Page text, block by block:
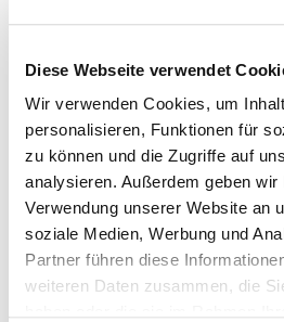
Diese Webseite verwendet
Wir verwenden Cookies, um
personalisieren, Funktionen für
zu können und die Zugriffe auf
analysieren. Außerdem geben
Verwendung unserer Website an
soziale Medien, Werbung und
Partner führen diese
weiteren Daten zusammen, die
Wuchshöhe: 10 cm
Großblumige Sorte!
ab 3,59 €